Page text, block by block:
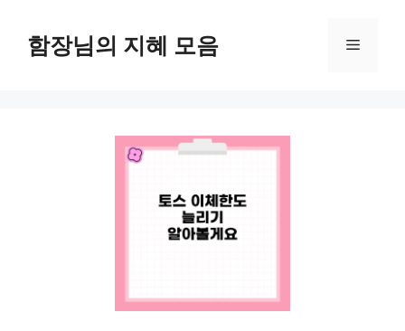
함장님의 지혜 모음 메